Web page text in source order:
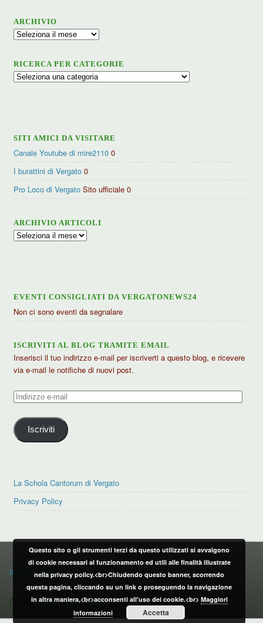
ARCHIVIO
Archivio
RICERCA PER CATEGORIE
Ricerca
SITI AMICI DA VISITARE
Canale Youtube di mire2110 0
I burattini di Vergato 0
Pro Loco di Vergato Sito ufficiale 0
ARCHIVIO ARTICOLI
Archivio
EVENTI CONSIGLIATI DA VERGATONEWS24
Non ci sono eventi da segnalare
ISCRIVITI AL BLOG TRAMITE EMAIL
Inserisci il tuo indirizzo e-mail per iscriverti a questo blog, e ricevere
via e-mail le notifiche di nuovi post.
Indirizzo
mail
Iscriviti
La Schola Cantorum di Vergato
Privacy Policy
PRIVACY POLICY
privacy policy
CONTATTI:
Email:info@vergatonews24.it
Questo sito o gli strumenti terzi da questo utilizzati si avvalgono
di cookie necessari al funzionamento ed utili alle finalità illustrate
nella privacy policy.<br>Chiudendo questo banner, scorrendo
questa pagina, cliccando su un link o proseguendo la navigazione
in altra maniera,<br>acconsenti all'uso dei cookie.<br> Maggiori
informazioni
Accetta